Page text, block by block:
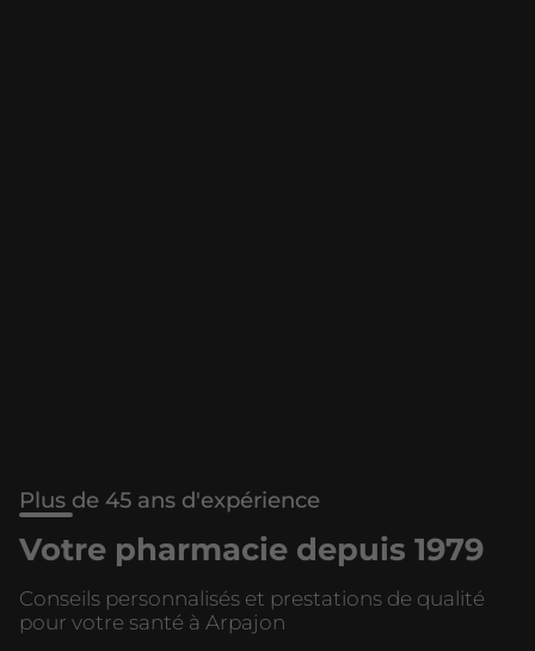
Plus de 45 ans d'expérience
Votre pharmacie depuis 1979
Conseils personnalisés et prestations de qualité
pour votre santé à Arpajon